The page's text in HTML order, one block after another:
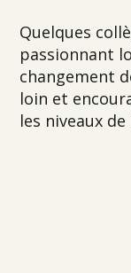
Quelques
passionnant
changement
loin et
les niveaux